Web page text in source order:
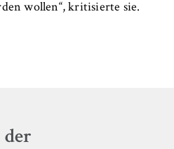
wollen“, kritisierte sie.
der
zu verbessern.